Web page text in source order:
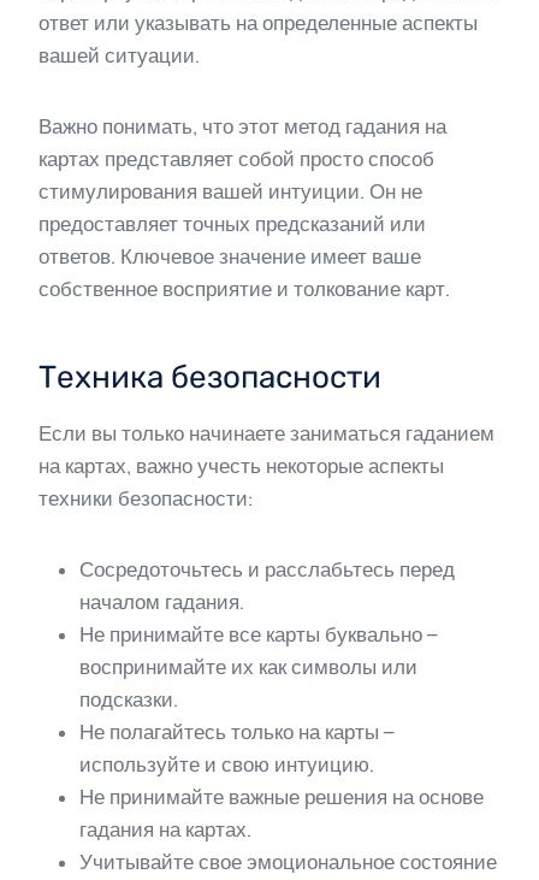
ответ или указывать на определенные аспекты
вашей ситуации.
Важно понимать, что этот метод гадания на
картах представляет собой просто способ
стимулирования вашей интуиции. Он не
предоставляет точных предсказаний или
ответов. Ключевое значение имеет ваше
собственное восприятие и толкование карт.
Техника безопасности
Если вы только начинаете заниматься гаданием
на картах, важно учесть некоторые аспекты
техники безопасности:
Сосредоточьтесь и расслабьтесь перед
началом гадания.
Не принимайте все карты буквально –
воспринимайте их как символы или
подсказки.
Не полагайтесь только на карты –
используйте и свою интуицию.
Не принимайте важные решения на основе
гадания на картах.
Учитывайте свое эмоциональное состояние